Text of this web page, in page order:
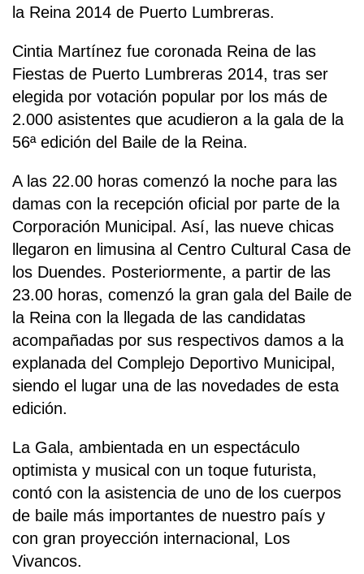
la Reina 2014 de Puerto Lumbreras.
Cintia Martínez fue coronada Reina de las
Fiestas de Puerto Lumbreras 2014, tras ser
elegida por votación popular por los más de
2.000 asistentes que acudieron a la gala de la
56ª edición del Baile de la Reina.
A las 22.00 horas comenzó la noche para las
damas con la recepción oficial por parte de la
Corporación Municipal. Así, las nueve chicas
llegaron en limusina al Centro Cultural Casa de
los Duendes. Posteriormente, a partir de las
23.00 horas, comenzó la gran gala del Baile de
la Reina con la llegada de las candidatas
acompañadas por sus respectivos damos a la
explanada del Complejo Deportivo Municipal,
siendo el lugar una de las novedades de esta
edición.
La Gala, ambientada en un espectáculo
optimista y musical con un toque futurista,
contó con la asistencia de uno de los cuerpos
de baile más importantes de nuestro país y
con gran proyección internacional, Los
Vivancos.